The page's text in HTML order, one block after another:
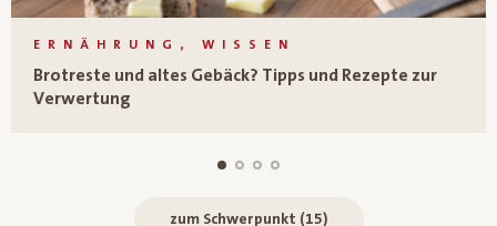
ERNÄHRUNG, WISSEN
Brotreste und altes Gebäck? Tipps und Rezepte zur
Verwertung
zum Schwerpunkt (15)